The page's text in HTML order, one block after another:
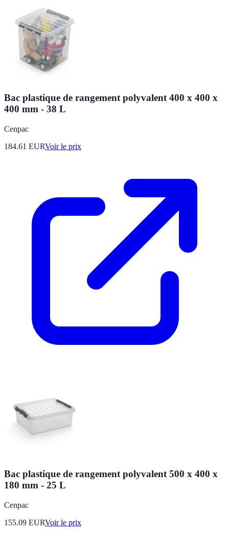
Bac plastique de rangement polyvalent 400 x 400 x
400 mm - 38 L
Cenpac
184.61 EURVoir le prix
Bac plastique de rangement polyvalent 500 x 400 x
180 mm - 25 L
Cenpac
155.09 EURVoir le prix